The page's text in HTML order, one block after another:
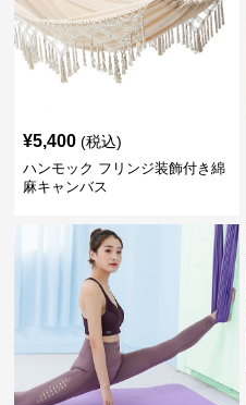
¥5,400 (税込)
ハンモック フリンジ装飾付き綿
麻キャンバス